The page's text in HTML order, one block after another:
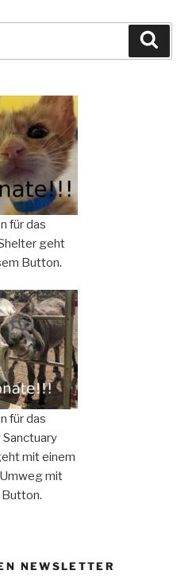
für das
geht
Button.
für das
Sanctuary
mit einem
mit
NEWSLETTER